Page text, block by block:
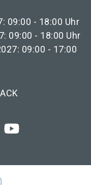
09:00 - 18:00 Uhr
09:00 - 18:00 Uhr
09:00 - 17:00